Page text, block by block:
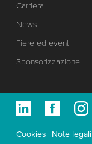
Carriera
News
Fiere ed eventi
Sponsorizzazione
Cookies Note legali